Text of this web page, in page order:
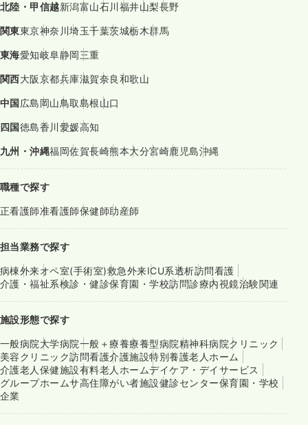
北陸・甲信越新潟富山石川福井山梨長野
関東東京神奈川埼玉千葉茨城栃木群馬
東海愛知岐阜静岡三重
関西大阪京都兵庫滋賀奈良和歌山
中国広島岡山鳥取島根山口
四国徳島香川愛媛高知
九州・沖縄福岡佐賀長崎熊本大分宮崎鹿児島沖縄
職種で探す
正看護師准看護師保健師助産師
担当業務で探す
病棟外来オペ室(手術室)救急外来ICU系透析訪問看護
介護・福祉系検診・健診保育園・学校訪問診療内視鏡治験関連
施設形態で探す
一般病院大学病院一般＋療養療養型病院精神科病院クリニック
美容クリニック訪問看護介護施設特別養護老人ホーム
介護老人保健施設有料老人ホームデイケア・デイサービス
グループホームサ高住障がい者施設健診センター保育園・学校
企業